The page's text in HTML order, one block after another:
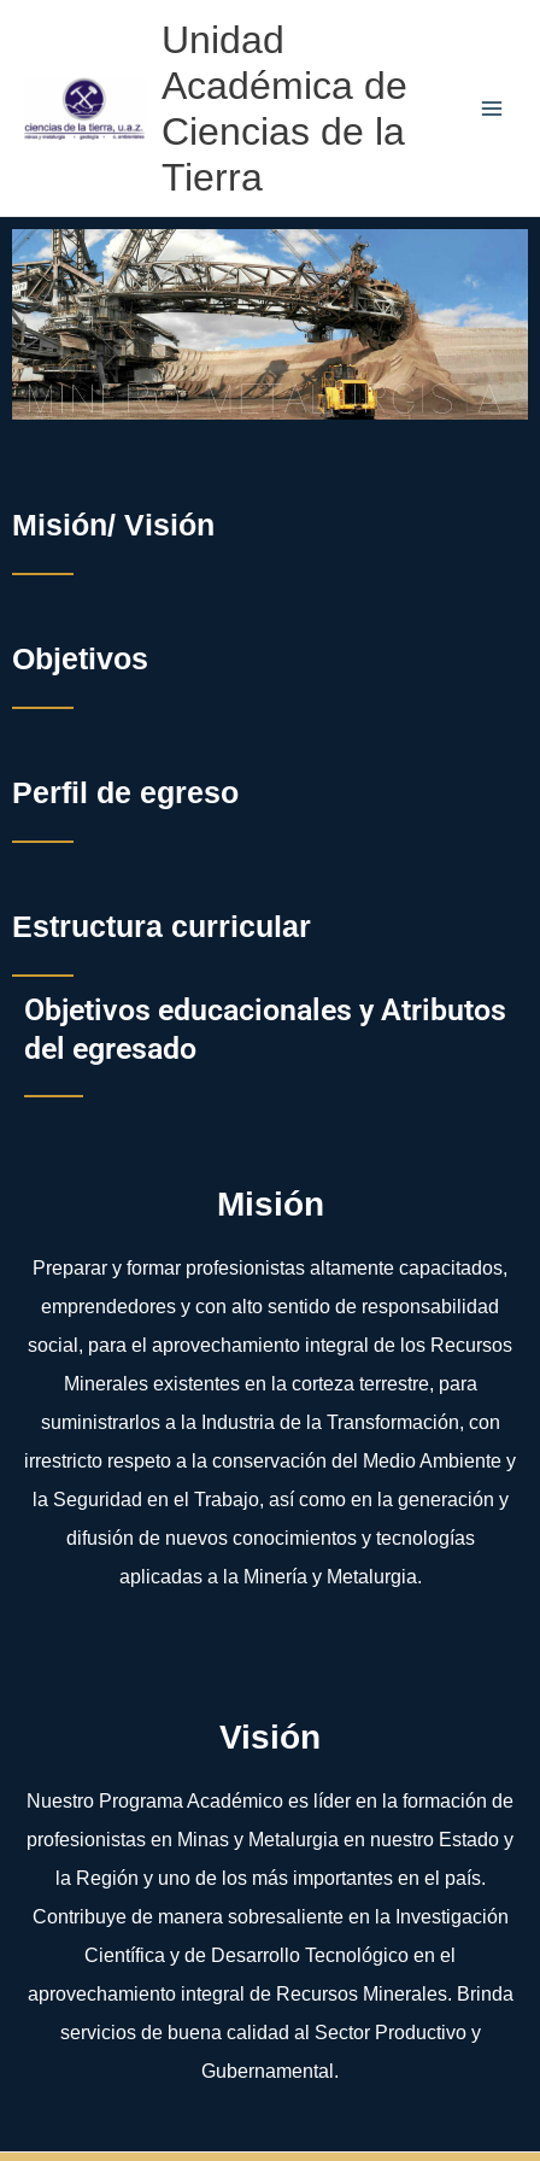
contenido
Unidad
Académica de
Ciencias de la
Tierra
Misión/ Visión
Objetivos
Perfil de egreso
Estructura curricular
Objetivos educacionales y Atributos
del egresado
Misión
Preparar y formar profesionistas altamente capacitados,
emprendedores y con alto sentido de responsabilidad
social, para el aprovechamiento integral de los Recursos
Minerales existentes en la corteza terrestre, para
suministrarlos a la Industria de la Transformación, con
irrestricto respeto a la conservación del Medio Ambiente y
la Seguridad en el Trabajo, así como en la generación y
difusión de nuevos conocimientos y tecnologías
aplicadas a la Minería y Metalurgia.
Visión
Nuestro Programa Académico es líder en la formación de
profesionistas en Minas y Metalurgia en nuestro Estado y
la Región y uno de los más importantes en el país.
Contribuye de manera sobresaliente en la Investigación
Científica y de Desarrollo Tecnológico en el
aprovechamiento integral de Recursos Minerales. Brinda
servicios de buena calidad al Sector Productivo y
Gubernamental.